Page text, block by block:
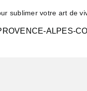
sublimer votre art de
ALPES-